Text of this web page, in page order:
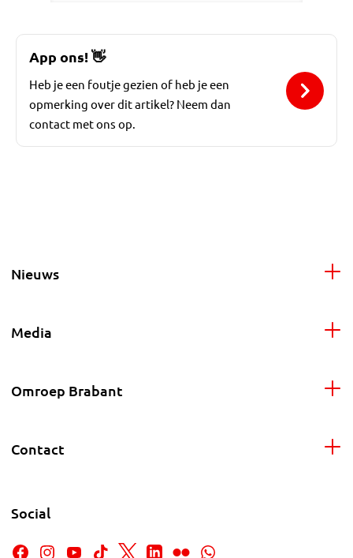
App ons!👋
Heb je een foutje gezien of heb je een
opmerking over dit artikel? Neem dan
contact met ons op.
Nieuws
Media
Omroep Brabant
Contact
Social